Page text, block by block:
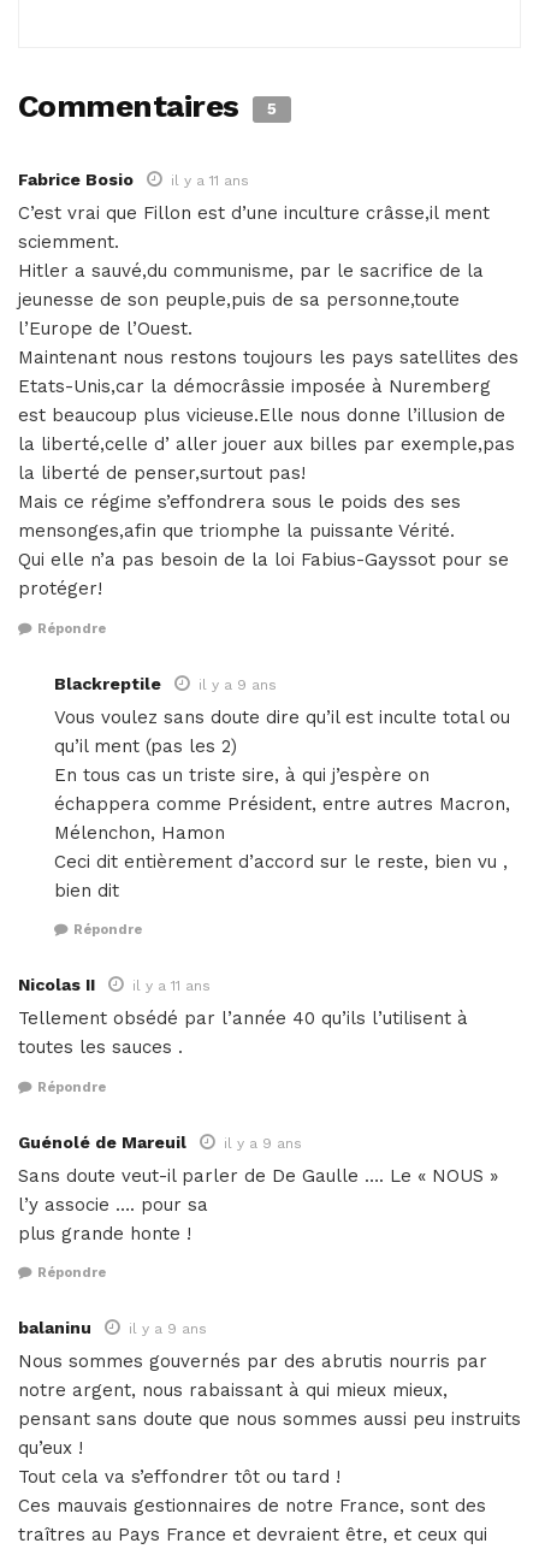
Commentaires 5
Fabrice Bosio il y a 11 ans
C’est vrai que Fillon est d’une inculture crâsse,il ment
sciemment.
Hitler a sauvé,du communisme, par le sacrifice de la
jeunesse de son peuple,puis de sa personne,toute
l’Europe de l’Ouest.
Maintenant nous restons toujours les pays satellites des
Etats-Unis,car la démocrâssie imposée à Nuremberg
est beaucoup plus vicieuse.Elle nous donne l’illusion de
la liberté,celle d’ aller jouer aux billes par exemple,pas
la liberté de penser,surtout pas!
Mais ce régime s’effondrera sous le poids des ses
mensonges,afin que triomphe la puissante Vérité.
Qui elle n’a pas besoin de la loi Fabius-Gayssot pour se
protéger!
Répondre
Blackreptile il y a 9 ans
Vous voulez sans doute dire qu’il est inculte total ou
qu’il ment (pas les 2)
En tous cas un triste sire, à qui j’espère on
échappera comme Président, entre autres Macron,
Mélenchon, Hamon
Ceci dit entièrement d’accord sur le reste, bien vu ,
bien dit
Répondre
Nicolas II il y a 11 ans
Tellement obsédé par l’année 40 qu’ils l’utilisent à
toutes les sauces .
Répondre
Guénolé de Mareuil il y a 9 ans
Sans doute veut-il parler de De Gaulle …. Le « NOUS »
l’y associe …. pour sa
plus grande honte !
Répondre
balaninu il y a 9 ans
Nous sommes gouvernés par des abrutis nourris par
notre argent, nous rabaissant à qui mieux mieux,
pensant sans doute que nous sommes aussi peu instruits
qu’eux !
Tout cela va s’effondrer tôt ou tard !
Ces mauvais gestionnaires de notre France, sont des
traîtres au Pays France et devraient être, et ceux qui